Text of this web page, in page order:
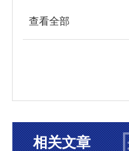
查看全部
相关文章